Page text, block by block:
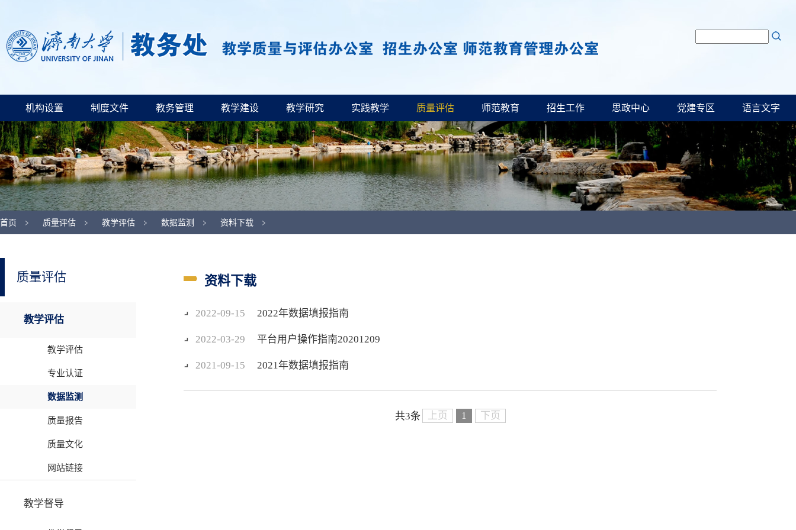
机构设置 制度文件 教务管理 教学建设 教学研究 实践教学 质量评估 师范教育 招生工作 思政中心 党建专区 语言文字
首页 质量评估 教学评估 数据监测 资料下载
质量评估
教学评估
教学评估
专业认证
数据监测
质量报告
质量文化
网站链接
教学督导
资料下载
2022-09-15 2022年数据填报指南
2022-03-29 平台用户操作指南20201209
2021-09-15 2021年数据填报指南
共3条 上页 1 下页